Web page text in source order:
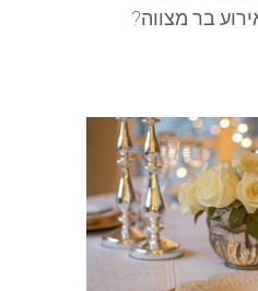
בר מצווה?